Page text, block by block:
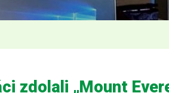
zdolali „Mount